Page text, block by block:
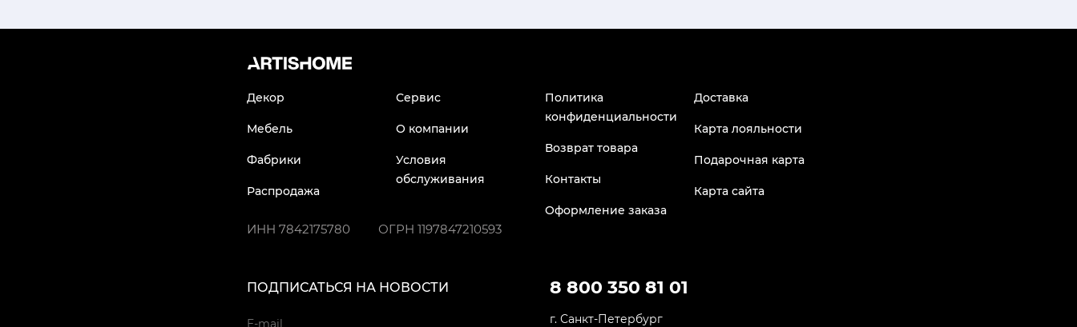
Декор
Мебель
Фабрики
Распродажа
Сервис
О компании
Условия
обслуживания
Политика
конфиденциальности
Возврат товара
Контакты
Оформление заказа
Доставка
Карта лояльности
Подарочная карта
Карта сайта
ИНН 7842175780 ОГРН 1197847210593
8 800 350 81 01
г. Санкт-Петербург
ПОДПИСАТЬСЯ НА НОВОСТИ